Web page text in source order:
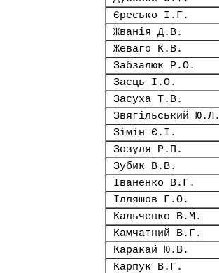
Єресько І.Г.
Жванія Д.В.
Жеваго К.В.
Забзалюк Р.О.
Заєць І.О.
Засуха Т.В.
Звягільський Ю.Л.
Зімін Є.І.
Зозуля Р.П.
Зубик В.В.
Іваненко В.Г.
Ілляшов Г.О.
Кальченко В.М.
Камчатний В.Г.
Каракай Ю.В.
Карпук В.Г.